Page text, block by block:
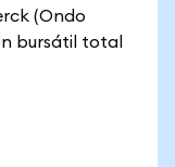
(Ondo
bursátil total